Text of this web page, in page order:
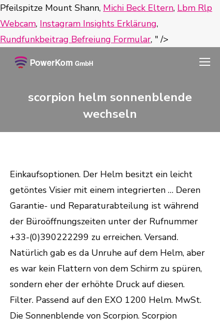
Pfeilspitze Mount Shann, Michi Beck Eltern, Lbm Rlp
Webcam, Instagram Insights Erklärung,
Rundfunkbeitrag Befreiung Formular, " />
scorpion helm sonnenblende
wechseln
Einkaufsoptionen. Der Helm besitzt ein leicht
getöntes Visier mit einem integrierten … Deren
Garantie- und Reparaturabteilung ist während
der Büroöffnungszeiten unter der Rufnummer
+33-(0)390222299 zu erreichen. Versand.
Natürlich gab es da Unruhe auf dem Helm, aber
es war kein Flattern von dem Schirm zu spüren,
sondern eher der erhöhte Druck auf diesen.
Filter. Passend auf den EXO 1200 Helm. MwSt.
Die Sonnenblende von Scorpion. Scorpion